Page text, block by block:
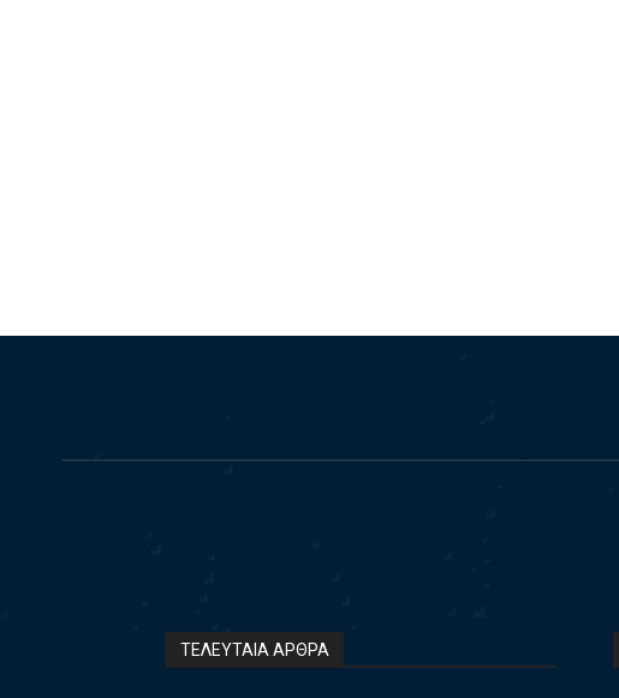
ΤΕΛΕΥΤΑΙΑ ΑΡΘΡΑ